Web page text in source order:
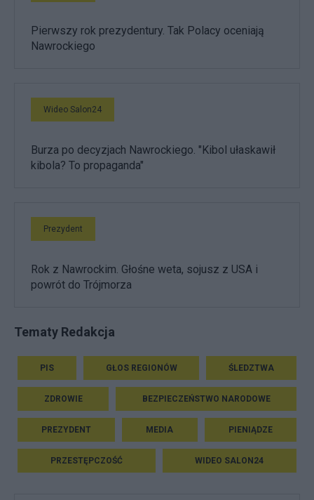
Pierwszy rok prezydentury. Tak Polacy oceniają
Nawrockiego
Wideo Salon24
Burza po decyzjach Nawrockiego. "Kibol ułaskawił
kibola? To propaganda"
Prezydent
Rok z Nawrockim. Głośne weta, sojusz z USA i
powrót do Trójmorza
Tematy Redakcja
PIS GŁOS REGIONÓW ŚLEDZTWA
ZDROWIE BEZPIECZEŃSTWO NARODOWE
PREZYDENT MEDIA PIENIĄDZE
PRZESTĘPCZOŚĆ WIDEO SALON24